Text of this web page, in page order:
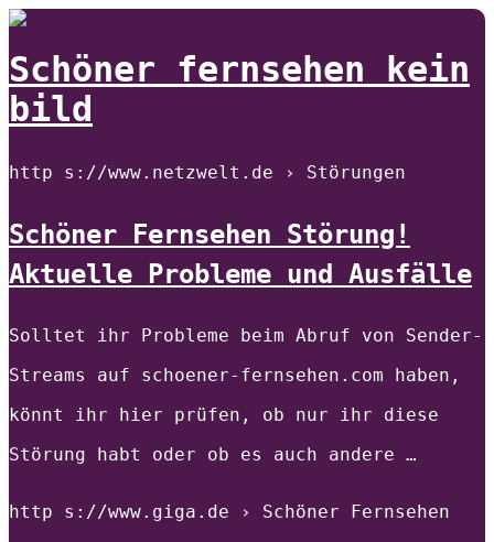
Schöner fernsehen kein
bild
http s://www.netzwelt.de › Störungen
Schöner Fernsehen Störung!
Aktuelle Probleme und Ausfälle
Solltet ihr Probleme beim Abruf von Sender-
Streams auf schoener-fernsehen.com haben,
könnt ihr hier prüfen, ob nur ihr diese
Störung habt oder ob es auch andere …
http s://www.giga.de › Schöner Fernsehen